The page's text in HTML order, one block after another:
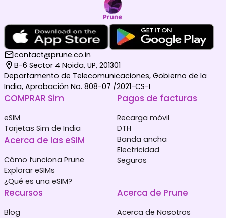
contact@prune.co.in
B-6 Sector 4 Noida, UP, 201301
Departamento de Telecomunicaciones, Gobierno de la
India, Aprobación No. 808-07 /2021-CS-I
COMPRAR Sim
eSIM
Tarjetas Sim de India
Acerca de las eSIM
Cómo funciona Prune
Explorar eSIMs
¿Qué es una eSIM?
Pagos de facturas
Recarga móvil
DTH
Banda ancha
Electricidad
Seguros
Recursos
Blog
Acerca de Prune
Acerca de Nosotros